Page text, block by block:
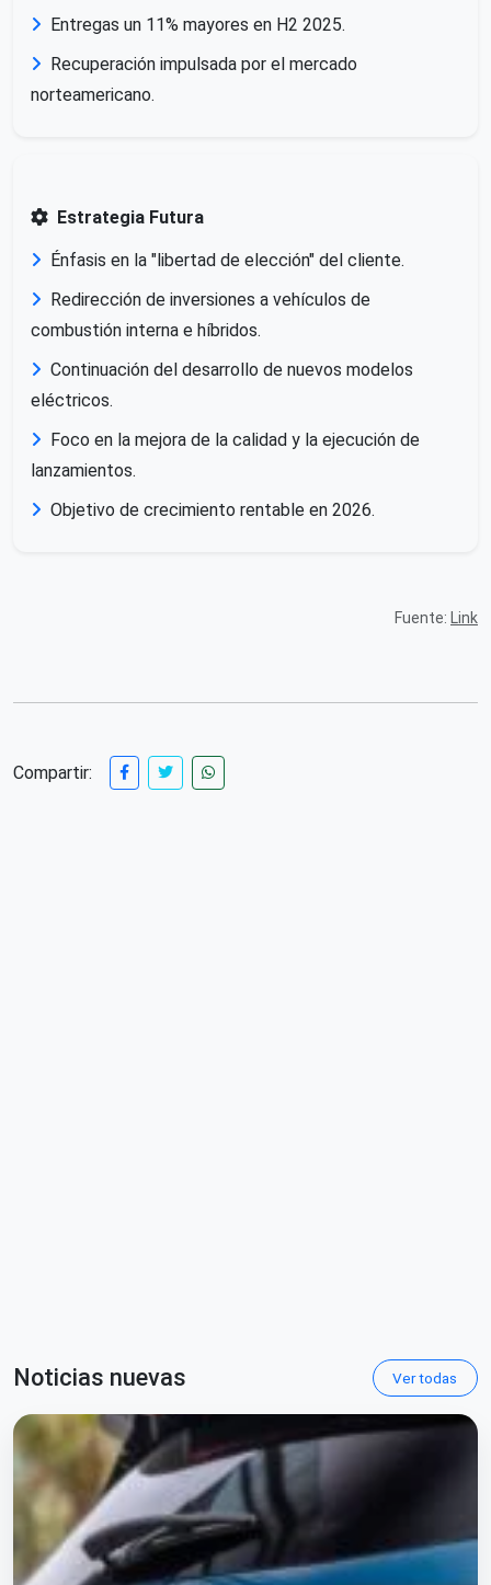
Entregas un 11% mayores en H2 2025.
Recuperación impulsada por el mercado
norteamericano.
Estrategia Futura
Énfasis en la "libertad de elección" del cliente.
Redirección de inversiones a vehículos de
combustión interna e híbridos.
Continuación del desarrollo de nuevos modelos
eléctricos.
Foco en la mejora de la calidad y la ejecución de
lanzamientos.
Objetivo de crecimiento rentable en 2026.
Fuente: Link
Compartir:
Noticias nuevas Ver todas